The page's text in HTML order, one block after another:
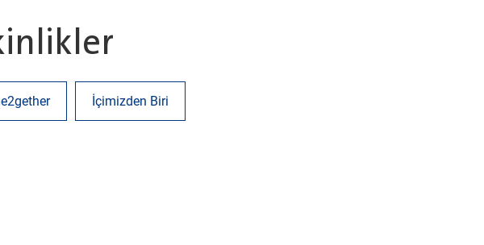
İçimizden Biri